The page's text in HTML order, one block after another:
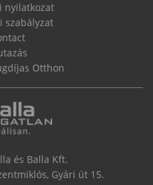
nyilatkozat
szabályzat
Otthon
és Balla Kft.
Gyári út 15.